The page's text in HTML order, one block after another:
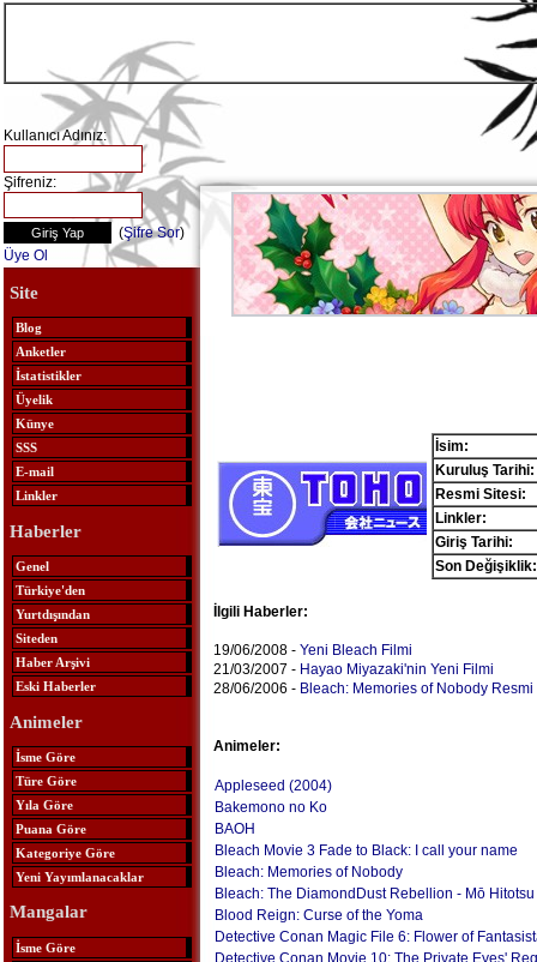
Kullanıcı Adınız:
Şifreniz:
(Şifre Sor)
Üye Ol
Site
Blog
Anketler
İstatistikler
Üyelik
Künye
SSS
E-mail
Linkler
Haberler
Genel
Türkiye'den
Yurtdışından
Siteden
Haber Arşivi
Eski Haberler
Animeler
İsme Göre
Türe Göre
Yıla Göre
Puana Göre
Kategoriye Göre
Yeni Yayımlanacaklar
Mangalar
İsme Göre
İsim:
Kuruluş Tarihi:
Resmi Sitesi:
Linkler:
Giriş Tarihi:
Son Değişiklik:
İlgili Haberler:
19/06/2008 - Yeni Bleach Filmi
21/03/2007 - Hayao Miyazaki'nin Yeni Filmi
28/06/2006 - Bleach: Memories of Nobody Resmi
Animeler:
Appleseed (2004)
Bakemono no Ko
BAOH
Bleach Movie 3 Fade to Black: I call your name
Bleach: Memories of Nobody
Bleach: The DiamondDust Rebellion - Mō
Blood Reign: Curse of the Yoma
Detective Conan Magic File 6: Flower of
Detective Conan Movie 10: The Private Eyes'